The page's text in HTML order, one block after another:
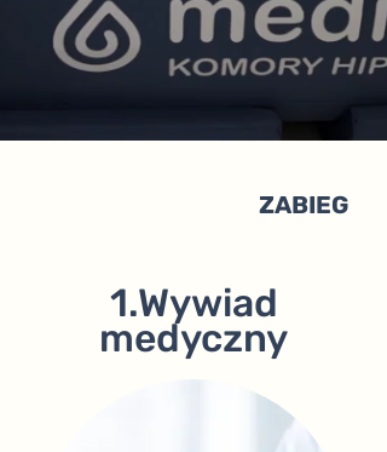
ZABIEG
1.Wywiad
medyczny